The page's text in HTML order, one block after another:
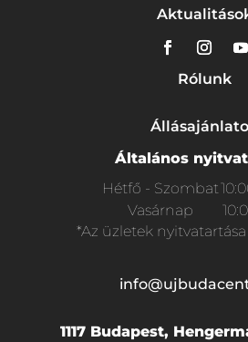
Rólunk
Általános
Hétfő - Szombat
Vasárnap
*Az üzletek
1117 Budapest,